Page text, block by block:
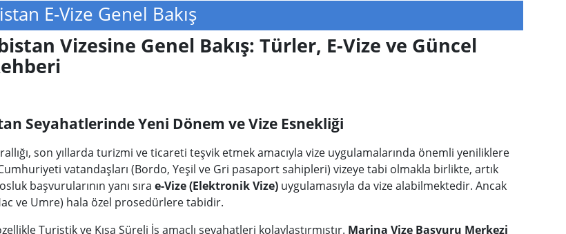
E-Vize Genel Bakış
Vizesine Genel Bakış: Türler, E-Vize ve Güncel
Seyahatlerinde Yeni Dönem ve Vize Esnekliği
son yıllarda turizmi ve ticareti teşvik etmek amacıyla vize uygulamalarında önemli yeniliklere
vatandaşları (Bordo, Yeşil ve Gri pasaport sahipleri) vizeye tabi olmakla birlikte, artık
başvurularının yanı sıra e-Vize (Elektronik Vize)uygulamasıyla da vize alabilmektedir. Ancak
ve Umre) hala özel prosedürlere tabidir.
Turistik ve Kısa Süreli İş amaçlı seyahatleri kolaylaştırmıştır. Marina Vize Başvuru Merkezi